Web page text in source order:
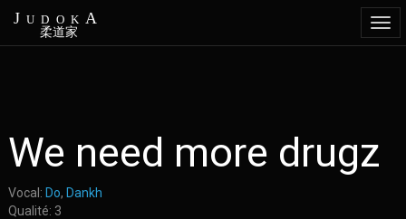
au
contenu
JudokA
柔道家
We need more drugz
Vocal: Do, Dankh
Qualité: 3